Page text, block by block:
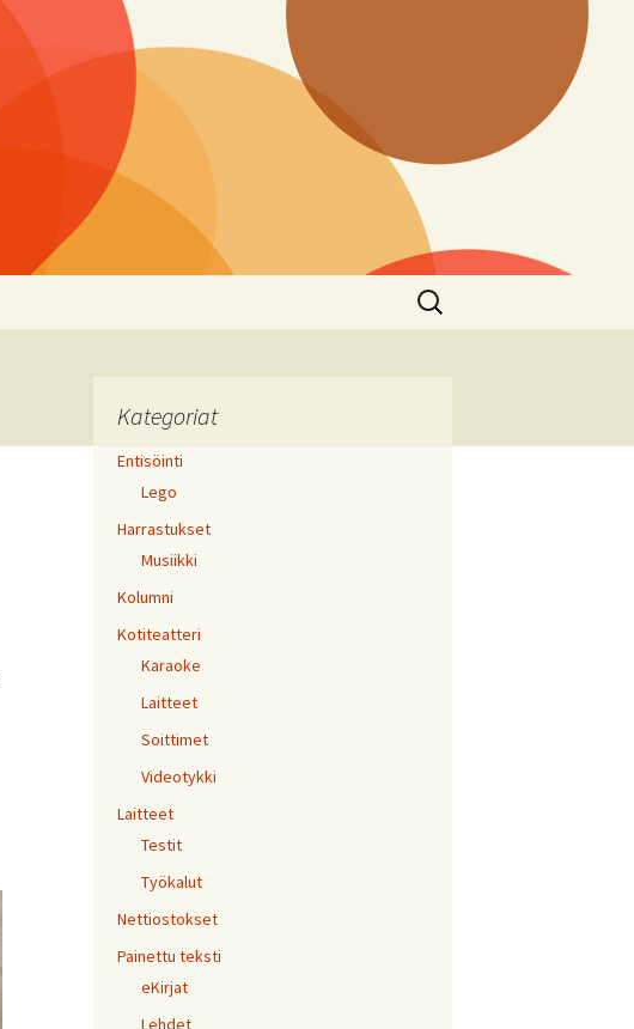
Haku:
Kategoriat
Entisöinti
Lego
Harrastukset
Musiikki
Kolumni
Kotiteatteri
Karaoke
Laitteet
Soittimet
Videotykki
Laitteet
Testit
Työkalut
Nettiostokset
Painettu teksti
eKirjat
Lehdet